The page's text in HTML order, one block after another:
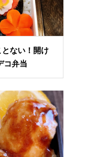
ない！開け
コ弁当